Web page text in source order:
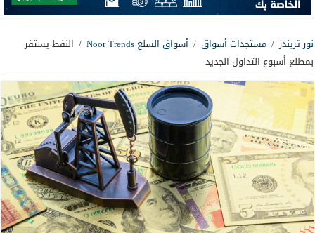
نور تريندز / مستجدات أسواق / أسواق السلع Noor Trends / النفط يستقر
بمطلع أسبوع التداول الجديد